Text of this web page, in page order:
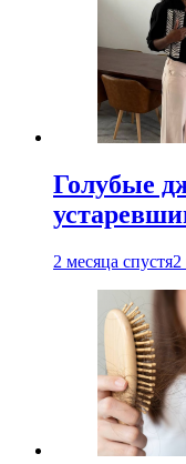
Голубые
2 месяца спустя2